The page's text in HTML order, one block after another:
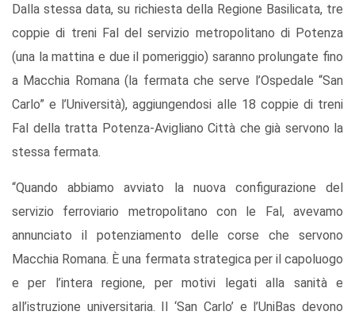
Dalla stessa data, su richiesta della Regione Basilicata, tre
coppie di treni Fal del servizio metropolitano di Potenza
(una la mattina e due il pomeriggio) saranno prolungate fino
a Macchia Romana (la fermata che serve l’Ospedale “San
Carlo” e l’Università), aggiungendosi alle 18 coppie di treni
Fal della tratta Potenza-Avigliano Città che già servono la
stessa fermata.
“Quando abbiamo avviato la nuova configurazione del
servizio ferroviario metropolitano con le Fal, avevamo
annunciato il potenziamento delle corse che servono
Macchia Romana. È una fermata strategica per il capoluogo
e per l’intera regione, per motivi legati alla sanità e
all’istruzione universitaria. Il ‘San Carlo’ e l’UniBas devono